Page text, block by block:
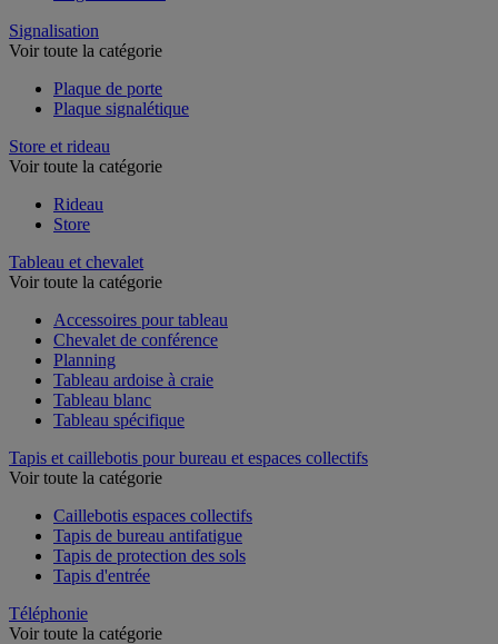
Signalisation
Voir toute la catégorie
Plaque de porte
Plaque signalétique
Store et rideau
Voir toute la catégorie
Rideau
Store
Tableau et chevalet
Voir toute la catégorie
Accessoires pour tableau
Chevalet de conférence
Planning
Tableau ardoise à craie
Tableau blanc
Tableau spécifique
Tapis et caillebotis pour bureau et espaces collectifs
Voir toute la catégorie
Caillebotis espaces collectifs
Tapis de bureau antifatigue
Tapis de protection des sols
Tapis d'entrée
Téléphonie
Voir toute la catégorie